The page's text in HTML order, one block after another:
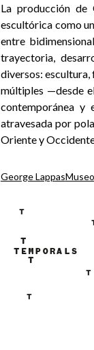
La producción de
escultórica como
entre
trayectoria,
diversos:
múltiples —desde
contemporánea
atravesada por
Oriente y
George Lappas